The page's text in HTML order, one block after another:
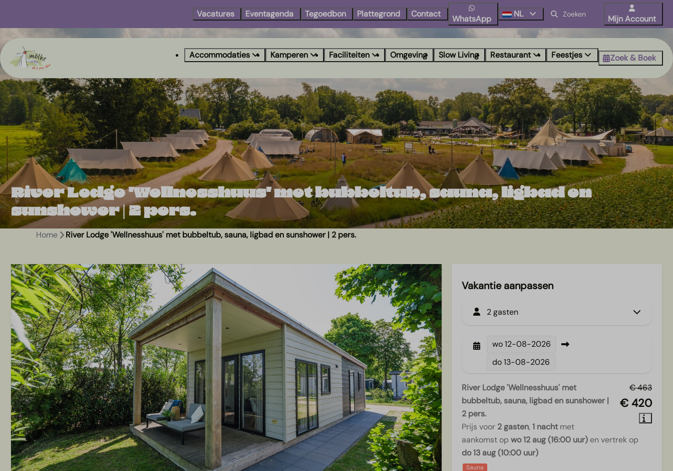
Vacatures Eventagenda Tegoedbon Plattegrond Contact WhatsApp NL Mijn Account
Accommodaties Kamperen Faciliteiten Omgeving Slow Living Restaurant Feestjes Zoek & Boek
River Lodge 'Wellnesshuus' met bubbeltub, sauna, ligbad en
sunshower | 2 pers.
Home River Lodge 'Wellnesshuus' met bubbeltub, sauna, ligbad en sunshower | 2 pers.
Vakantie aanpassen
2 gasten
wo12-08-2026
do13-08-2026
€ 463
€ 420
River Lodge 'Wellnesshuus' met
bubbeltub, sauna, ligbad en sunshower |
2 pers.
Prijs voor 2 gasten, 1 nachtmet
aankomst op wo 12 aug (16:00 uur) en vertrek op
do 13 aug (10:00 uur)
Sauna